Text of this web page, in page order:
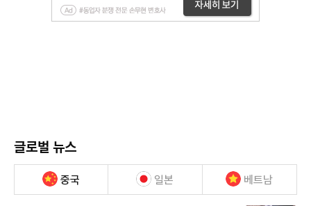
글로벌 뉴스
중국 일본 베트남